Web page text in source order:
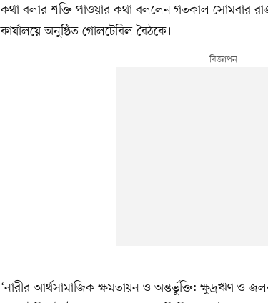
কথা বলার শক্তি পাওয়ার কথা বললেন গতকাল সোমবার
কার্যালয়ে অনুষ্ঠিত গোলটেবিল বৈঠকে।
‘নারীর আর্থসামাজিক ক্ষমতায়ন ও অন্তর্ভুক্তি: ক্ষুদ্রঋণ ও